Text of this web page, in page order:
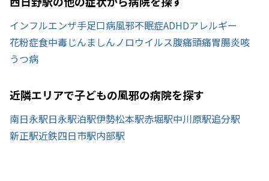
インフルエンザ手足口病風邪不眠症ADHDアレルギー
花粉症食中毒じんましんノロウイルス腹痛頭痛胃腸炎咳
うつ病
近隣エリアで子どもの風邪の病院を探す
南日永駅日永駅泊駅伊勢松本駅赤堀駅中川原駅追分駅
新正駅近鉄四日市駅内部駅